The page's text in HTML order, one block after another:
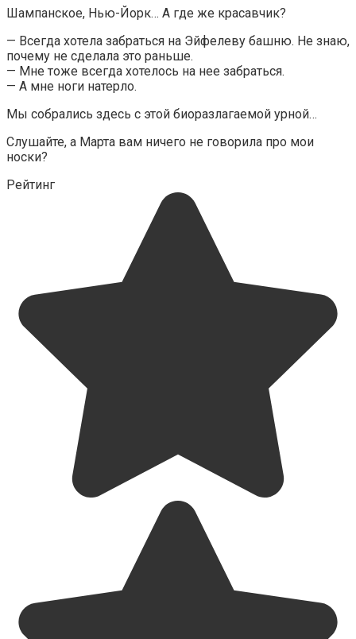
Шампанское, Нью-Йорк… А где же красавчик?
— Всегда хотела забраться на Эйфелеву башню. Не знаю,
почему не сделала это раньше.
— Мне тоже всегда хотелось на нее забраться.
— А мне ноги натерло.
Мы собрались здесь с этой биоразлагаемой урной…
Слушайте, а Марта вам ничего не говорила про мои
носки?
Рейтинг